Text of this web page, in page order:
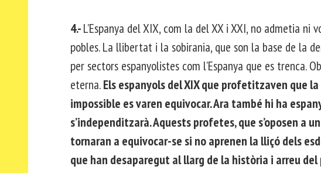
4.-L’Espanya del XIX, com la del XX i XXI, no admetia
pobles. La llibertat i la sobirania, que son la base de la
per sectors espanyolistes com l’Espanya que es trenca.
eterna.Els espanyols del XIX que profetitzaven que
impossible es varen equivocar. Ara també hi ha
s’independitzarà. Aquests profetes, que s’oposen a
tornaran a equivocar-se si no aprenen la lliçó dels
que han desaparegut al llarg de la història i arreu